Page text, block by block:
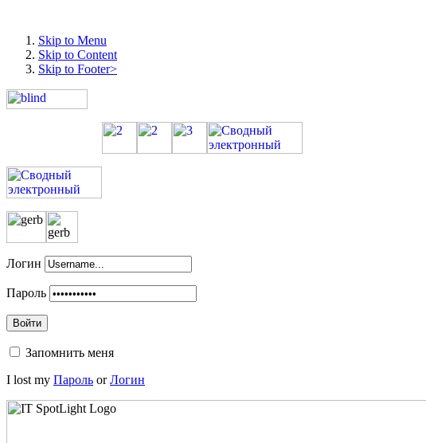
Skip to Menu
Skip to Content
Skip to Footer>
Логин
Пароль
Войти
Запомнить меня
I lost my Пароль orЛогин